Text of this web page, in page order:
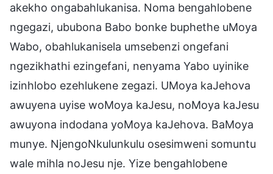
akekho ongabahlukanisa. Noma bengahlobene
ngegazi, ububona Babo bonke buphethe uMoya
Wabo, obahlukanisela umsebenzi ongefani
ngezikhathi ezingefani, nenyama Yabo uyinike
izinhlobo ezehlukene zegazi. UMoya kaJehova
awuyena uyise woMoya kaJesu, noMoya kaJesu
awuyona indodana yoMoya kaJehova. BaMoya
munye. NjengoNkulunkulu osesimweni somuntu
wale mihla noJesu nje. Yize bengahlobene